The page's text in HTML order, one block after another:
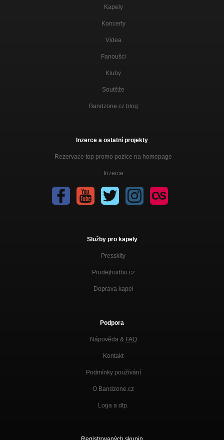
Kapely
Koncerty
Videa
Fanoušci
Kluby
Soutěže
Bandzone.cz blog
Inzerce a ostatní projekty
Rezervace top promo pozice na homepage
Inzerce
Služby pro kapely
Presskity
Prodejhudbu.cz
Doprava kapel
Podpora
Nápověda & FAQ
Kontakt
Podmínky používání
O Bandzone.cz
Loga a dtp.